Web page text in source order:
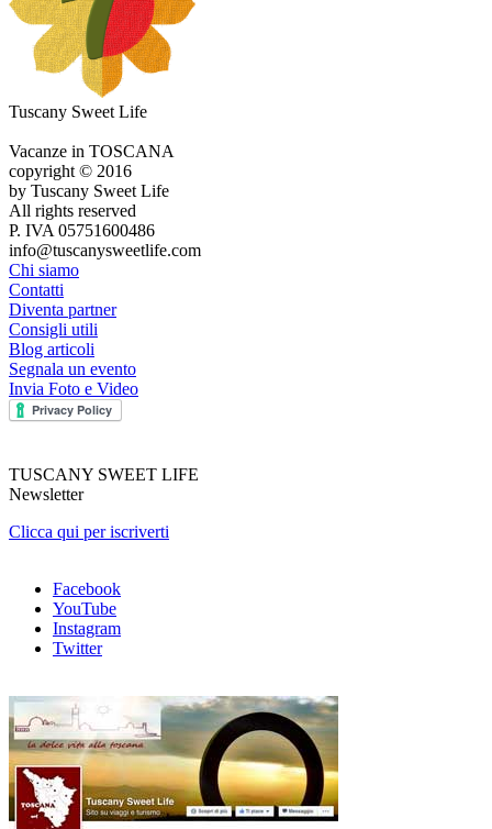
Tuscany Sweet Life
Vacanze in TOSCANA
copyright © 2016
by Tuscany Sweet Life
All rights reserved
P. IVA 05751600486
info@tuscanysweetlife.com
Chi siamo
Contatti
Diventa partner
Consigli utili
Blog articoli
Segnala un evento
Invia Foto e Video
TUSCANY SWEET LIFE
Newsletter
Clicca qui per iscriverti
Facebook
YouTube
Instagram
Twitter